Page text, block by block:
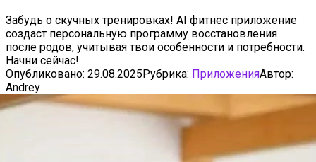
Забудь о скучных тренировках! AI фитнес приложение
создаст персональную программу восстановления
после родов, учитывая твои особенности и потребности.
Начни сейчас!
Опубликовано: 29.08.2025Рубрика: ПриложенияАвтор:
Andrey